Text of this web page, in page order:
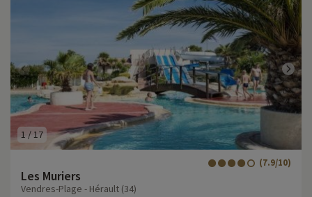
1 / 17
Les Muriers
(7.9/10)
Vendres-Plage - Hérault (34)